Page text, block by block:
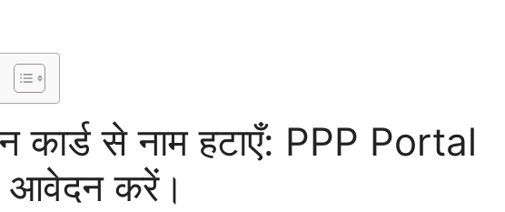
कार्ड से नाम हटाएँ: PPP Portal
करें।